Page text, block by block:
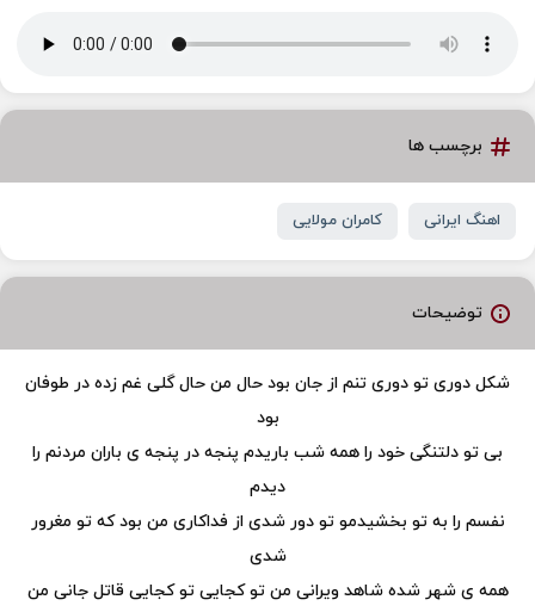
برچسب ها
اهنگ ایرانی کامران مولایی
توضیحات
شکل دوری تو دوری تنم از جان بود حال من حال گلی غم زده در طوفان
بود
بی تو دلتنگی خود را همه شب باریدم پنجه در پنجه ی باران مردنم را
دیدم
نفسم را به تو بخشیدمو تو دور شدی از فداکاری من بود که تو مغرور
شدی
همه ی شهر شده شاهد ویرانی من تو کجایی تو کجایی قاتل جانی من